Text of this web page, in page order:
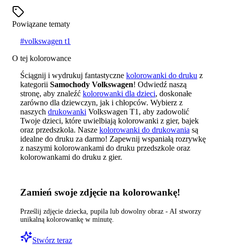
Powiązane tematy
#volkswagen t1
O tej kolorowance
Ściągnij i wydrukuj fantastyczne kolorowanki do druku z
kategorii Samochody Volkswagen! Odwiedź naszą
stronę, aby znaleźć kolorowanki dla dzieci, doskonałe
zarówno dla dziewczyn, jak i chłopców. Wybierz z
naszych drukowanki Volkswagen T1, aby zadowolić
Twoje dzieci, które uwielbiają kolorowanki z gier, bajek
oraz przedszkola. Nasze kolorowanki do drukowania są
idealne do druku za darmo! Zapewnij wspaniałą rozrywkę
z naszymi kolorowankami do druku przedszkole oraz
kolorowankami do druku z gier.
Zamień swoje zdjęcie na kolorowankę!
Prześlij zdjęcie dziecka, pupila lub dowolny obraz - AI stworzy
unikalną kolorowankę w minutę.
Stwórz teraz